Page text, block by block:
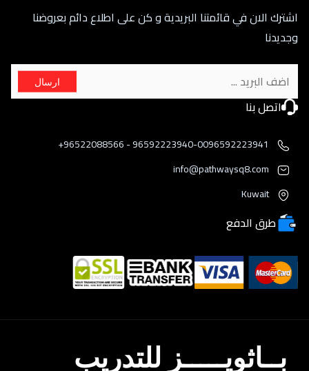
اشترك الان في قائمتنا البريدية و كن على اطلاع دائم بعروضنا
وجديدنا
ارسال
اتصل بنا
96592223940-0096592223941 - 96522088566+
info@pathwaysq8.com
Kuwait
طرق الدفع
بــاثويـــــز للتدريب